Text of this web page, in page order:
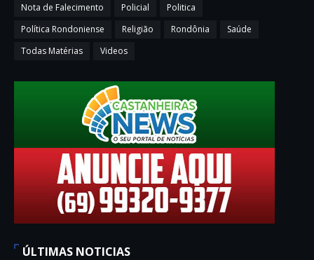
Nota de Falecimento
Policial
Politica
Política Rondoniense
Religião Rondônia
Saúde
Todas Matérias
Videos
ÚLTIMAS NOTICIAS